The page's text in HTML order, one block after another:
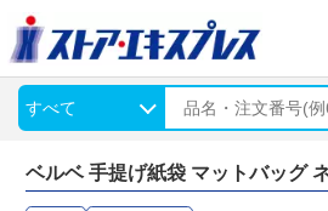
ベルベ 手提げ紙袋 マットバッグ